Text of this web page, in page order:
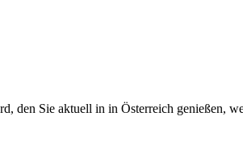
den Sie aktuell in in Österreich genießen,